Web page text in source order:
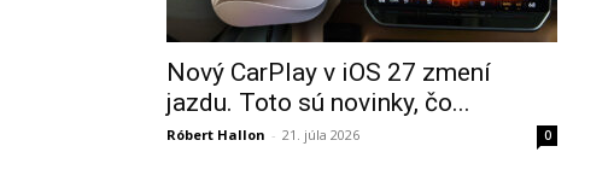
Nový CarPlay v iOS 27 zmení
jazdu. Toto sú novinky, čo...
Róbert Hallon - 21. júla 2026 0